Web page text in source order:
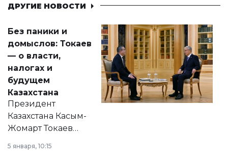
ДРУГИЕ НОВОСТИ
Без паники и
домыслов: Токаев
— о власти,
налогах и
будущем
Казахстана
Президент
Казахстана Касым-
Жомарт Токаев
сразу несколько
5 января, 10:15